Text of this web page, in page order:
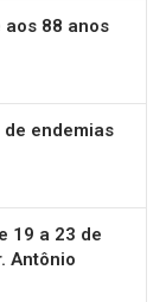
aos 88 anos
endemias
19 a 23 de
Antônio